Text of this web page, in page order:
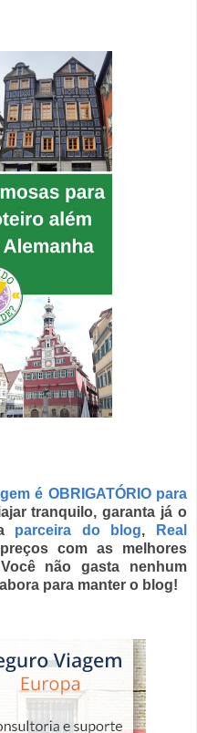
é OBRIGATÓRIO para
tranquilo, garanta já o
parceira do blog,
Real
com as melhores
não gasta nenhum
para manter o blog!